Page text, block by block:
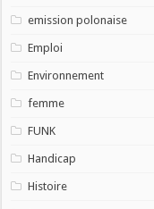
emission polonaise
Emploi
Environnement
femme
FUNK
Handicap
Histoire